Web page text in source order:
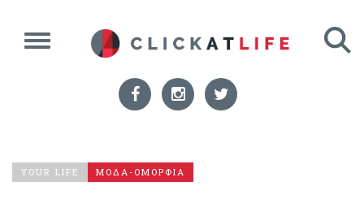
YOUR LIFE ΜΟΔΑ-ΟΜΟΡΦΙΑ